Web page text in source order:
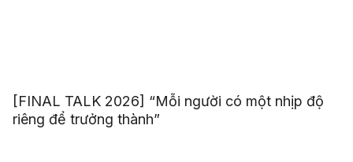
[FINAL TALK 2026] “Mỗi người có một nhịp độ
riêng để trưởng thành”